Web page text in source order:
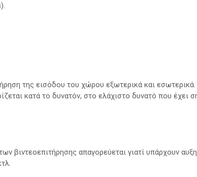
της εισόδου του χώρου εξωτερικά και
κατά το δυνατόν, στο ελάχιστο δυνατό που έχει
βιντεοεπιτήρησης απαγορεύεται γιατί υπάρχουν